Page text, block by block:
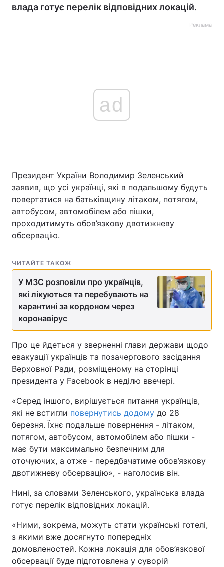
влада готує перелік відповідних локацій.
Реклама
ad
Президент України Володимир Зеленський
заявив, що усі українці, які в подальшому будуть
повертатися на батьківщину літаком, потягом,
автобусом, автомобілем або пішки,
проходитимуть обов’язкову двотижневу
обсервацію.
ЧИТАЙТЕ ТАКОЖ
У МЗС розповіли про українців,
які лікуються та перебувають на
карантині за кордоном через
коронавірус
Про це йдеться у зверненні глави держави щодо
евакуації українців та позачергового засідання
Верховної Ради, розміщеному на сторінці
президента у Facebook в неділю ввечері.
«Серед іншого, вирішується питання українців,
які не встигли повернутись додому до 28
березня. Їхнє подальше повернення - літаком,
потягом, автобусом, автомобілем або пішки -
має бути максимально безпечним для
оточуючих, а отже - передбачатиме обов’язкову
двотижневу обсервацію», - наголосив він.
Нині, за словами Зеленського, українська влада
готує перелік відповідних локацій.
«Ними, зокрема, можуть стати українські готелі,
з якими вже досягнуто попередніх
домовленостей. Кожна локація для обов’язкової
обсервації буде підготовлена у суворій